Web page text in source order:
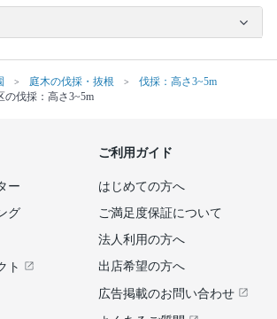
庭木の伐採・抜根
伐採：高さ3~5m
の伐採：高さ3~5m
ー
グ
ト
ご利用ガイド
はじめての方へ
ご満足度保証について
法人利用の方へ
出店希望の方へ
広告掲載のお問い合わせ